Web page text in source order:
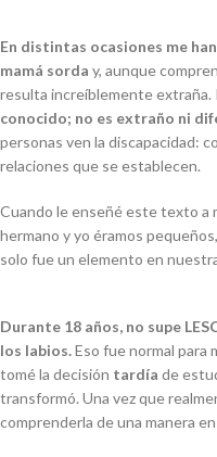
En distintas ocasiones me
mamá sorda y, aunque
resulta increíblemente extraña.
conocido; no es extraño ni
personas ven la discapacidad:
relaciones que se establecen.
Cuando le enseñé este texto a
hermano y yo éramos
solo fue un elemento en
Durante 18 años, no supe
los labios.Eso fue normal para
tomé la decisión tardía de
transformó. Una vez que
comprenderla de una manera